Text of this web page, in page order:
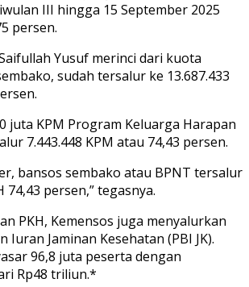
III hingga 15 September 2025
persen.
Yusuf merinci dari kuota
sudah tersalur ke 13.687.433
juta KPM Program Keluarga Harapan
7.443.448 KPM atau 74,43 persen.
bansos sembako atau BPNT tersalur
74,43 persen,” tegasnya.
PKH, Kemensos juga menyalurkan
Iuran Jaminan Kesehatan (PBI JK).
96,8 juta peserta dengan
Rp48 triliun.*